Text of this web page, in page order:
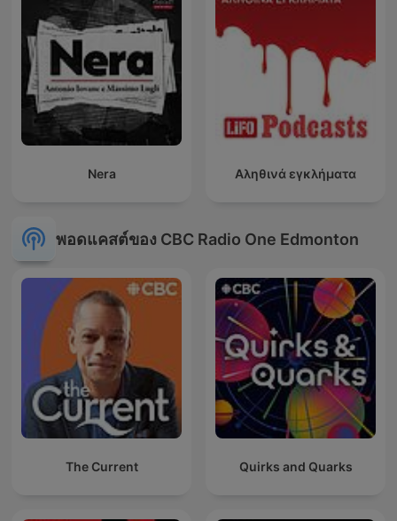
Nera Αληθινά εγκλήματα
พอดแคสต์ของ CBC Radio One Edmonton
The Current Quirks and Quarks